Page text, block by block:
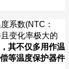
系数(NTC ：
变化率极大的
其不仅多用作温
等温度保护器件